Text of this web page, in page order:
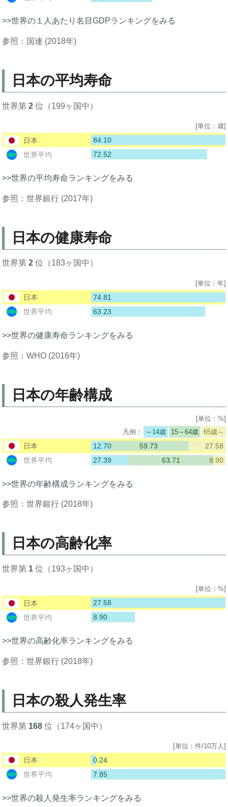
>>世界の１人あたり名目GDPランキングをみる
参照：国連 (2018年)
日本の平均寿命
世界第2 位（199ヶ国中）
[単位：歳]
日本
84.10
世界平均
72.52
>>世界の平均寿命ランキングをみる
参照：世界銀行 (2017年)
日本の健康寿命
世界第2 位（183ヶ国中）
[単位：年]
日本
74.81
世界平均
63.23
>>世界の健康寿命ランキングをみる
参照：WHO (2016年)
日本の年齢構成
[単位：%]
～14歳
15～64歳 65歳～
日本 12.70 59.73
27.58
世界平均
27.39 63.71 8.90
>>世界の年齢構成ランキングをみる
参照：世界銀行 (2018年)
日本の高齢化率
世界第 1 位（193ヶ国中）
[単位：%]
日本
27.58
世界平均
8.90
>>世界の高齢化率ランキングをみる
参照：世界銀行 (2018年)
日本の殺人発生率
世界第 168 位（174ヶ国中）
[単位：件/10万人]
日本
0.24
世界平均
7.85
>>世界の殺人発生率ランキングをみる